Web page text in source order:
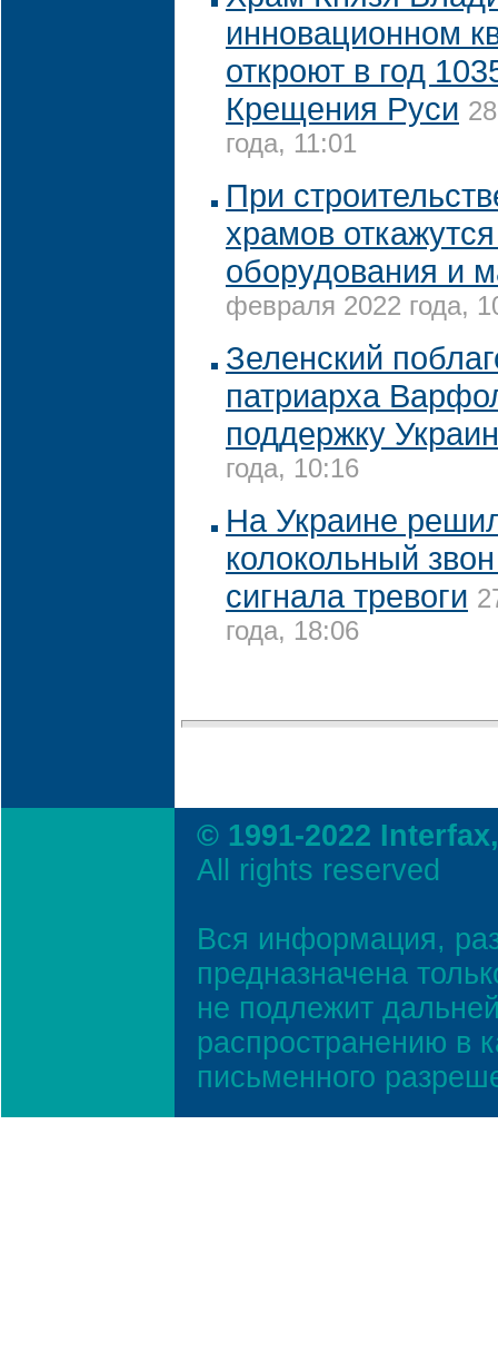
инновационном
откроют в год
Крещения Руси
года, 11:01
При
храмов
оборудования и
февраля 2022 года,
Зеленский
патриарха
поддержку
года, 10:16
На Украине
колокольный
сигнала тревоги
года, 18:06
© 1991-2022
All rights reserved
Вся информация,
предназначена
не подлежит
распространению в
письменного